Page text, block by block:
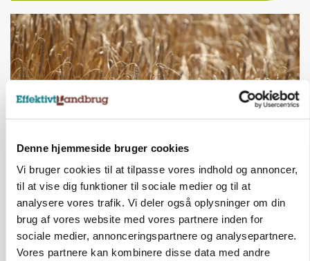
Denne hjemmeside bruger cookies
Vi bruger cookies til at tilpasse vores indhold og annoncer,
til at vise dig funktioner til sociale medier og til at
analysere vores trafik. Vi deler også oplysninger om din
brug af vores website med vores partnere inden for
sociale medier, annonceringspartnere og analysepartnere.
Vores partnere kan kombinere disse data med andre
PLANTER
KWS Rallys topper årets sortsforsøg i vinterbyg